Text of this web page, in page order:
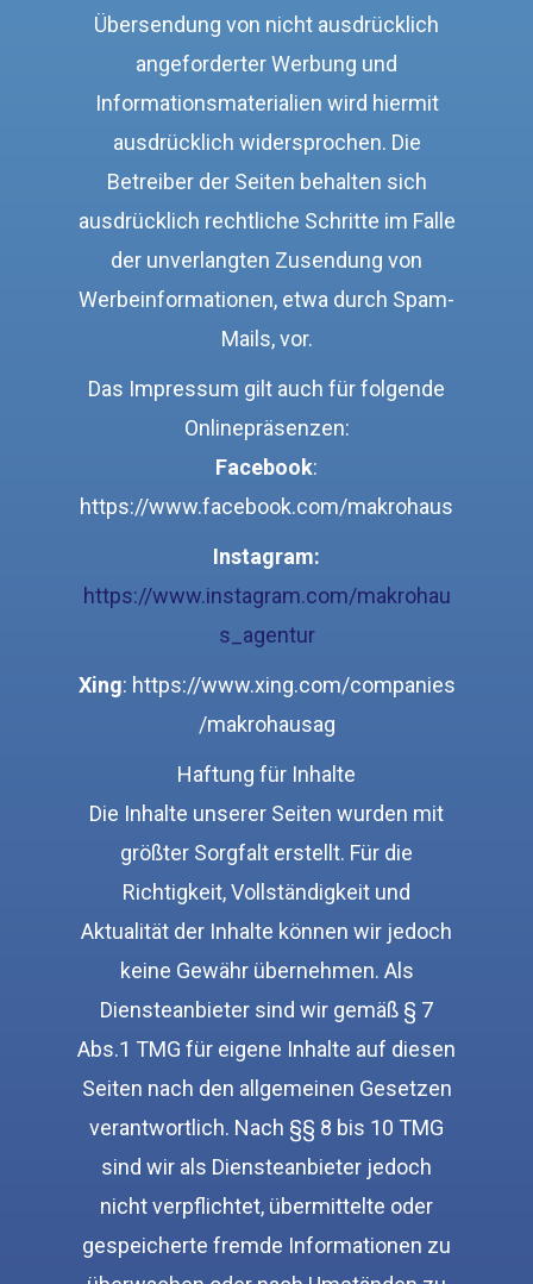
Übersendung von nicht ausdrücklich
angeforderter Werbung und
Informationsmaterialien wird hiermit
ausdrücklich widersprochen. Die
Betreiber der Seiten behalten sich
ausdrücklich rechtliche Schritte im Falle
der unverlangten Zusendung von
Werbeinformationen, etwa durch Spam-
Mails, vor.
Das Impressum gilt auch für folgende
Onlinepräsenzen:
Facebook:
https://www.facebook.com/makrohaus
Instagram:
https://www.instagram.com/makrohau
s_agentur
Xing: https://www.xing.com/companies
/makrohausag
Haftung für Inhalte
Die Inhalte unserer Seiten wurden mit
größter Sorgfalt erstellt. Für die
Richtigkeit, Vollständigkeit und
Aktualität der Inhalte können wir jedoch
keine Gewähr übernehmen. Als
Diensteanbieter sind wir gemäß § 7
Abs.1 TMG für eigene Inhalte auf diesen
Seiten nach den allgemeinen Gesetzen
verantwortlich. Nach §§ 8 bis 10 TMG
sind wir als Diensteanbieter jedoch
nicht verpflichtet, übermittelte oder
gespeicherte fremde Informationen zu